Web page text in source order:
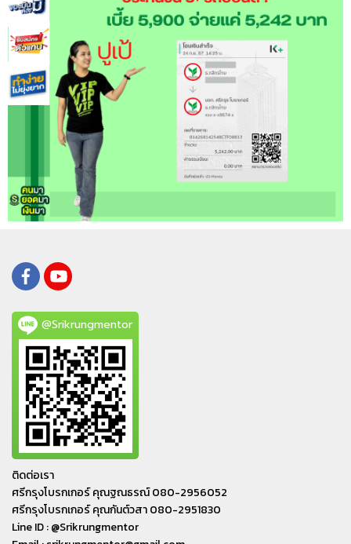
@Srikrungmentor
ติดต่อเรา
ศรีกรุงโบรกเกอร์ คุณฐณธรณ์ 080-2956052
ศรีกรุงโบรกเกอร์ คุณกันต์วสา 080-2951830
Line ID : @Srikrungmentor